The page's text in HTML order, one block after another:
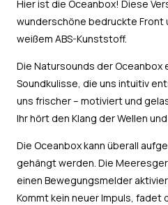
Hier ist die Oceanbox! Diese
wunderschöne bedruckte Front
weißem ABS-Kunststoff.
Die Natursounds der
Soundkulisse, die uns intuitiv
uns frischer – motiviert und
Ihr hört den Klang der Wellen
Die Oceanbox kann überall
gehängt werden. Die
einen Bewegungsmelder
Kommt kein neuer Impuls, fadet